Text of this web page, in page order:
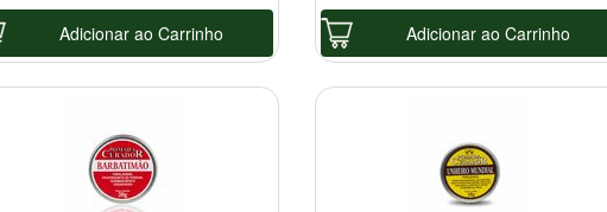
Adicionar ao Carrinho Adicionar ao Carrinho